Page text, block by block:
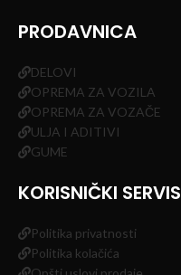
PRODAVNICA
DELOVI
OPREMA ZA VOZILA
OPREMA ZA VOZAČE
ULJA I ADITIVI
GUME
KORISNIČKI SERVIS
Politika privatnosti
Politika kolačića